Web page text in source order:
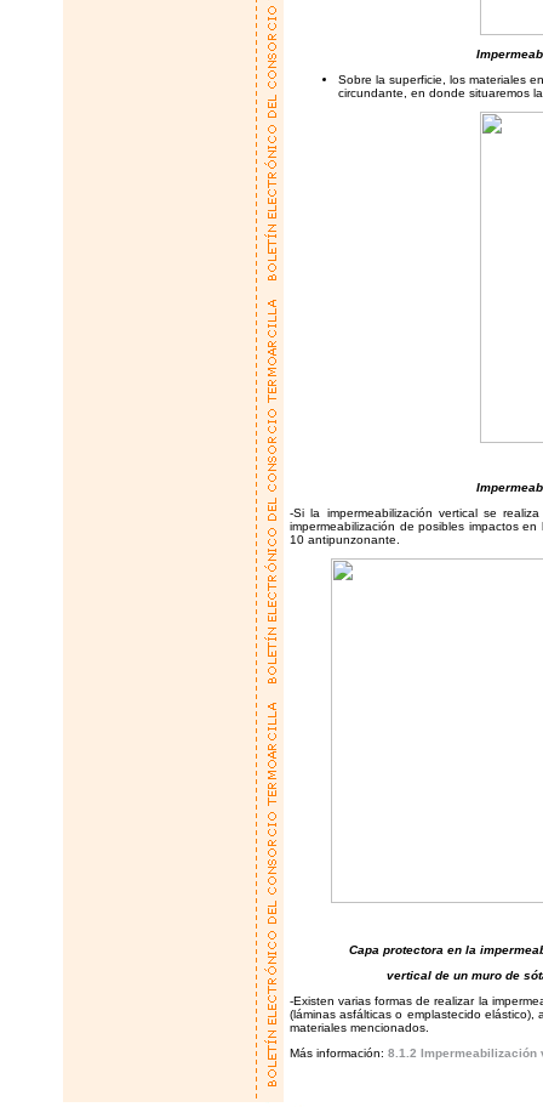
Sobre la superficie, los materiales
circundante, en donde situaremos
-Si la impermeabilización vertical se
impermeabilización de posibles impactos
10 antipunzonante.
Capa protectora en la
vertical de un muro
-Existen varias formas de realizar la
(láminas asfálticas o emplastecido
materiales mencionados.
Más información: 8.1.2 Impermeabilización